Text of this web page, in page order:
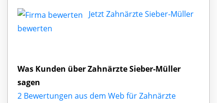
Jetzt Zahnärzte Sieber-Müller
bewerten
Was Kunden über Zahnärzte Sieber-Müller
sagen
2 Bewertungen aus dem Web für Zahnärzte